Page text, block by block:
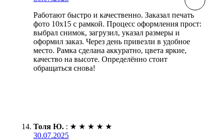
Работают быстро и качественно. Заказал печать
фото 10х15 с рамкой. Процесс оформления прост:
выбрал снимок, загрузил, указал размеры и
оформил заказ. Через день привезли в удобное
место. Рамка сделана аккуратно, цвета яркие,
качество на высоте. Определённо стоит
обращаться снова!
Толя Ю. : ★ ★ ★ ★ ★
30.07.2025